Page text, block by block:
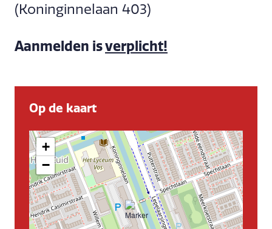
(Koninginnelaan 403)
Aanmelden isverplicht!
Op de kaart
+
−